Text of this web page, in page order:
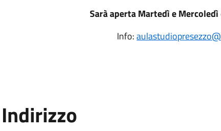
Sarà aperta Martedì e
Info:
Indirizzo